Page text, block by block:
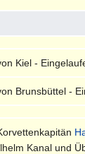
Kiel -
Brunsbüttel -
Kanal und